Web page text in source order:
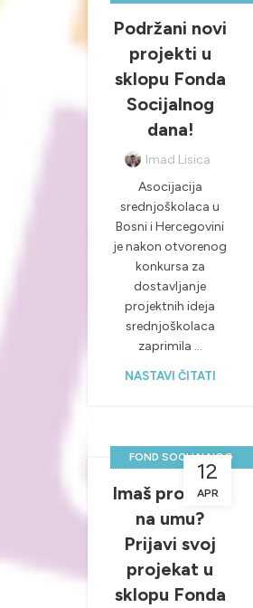
NOVOSTI & PROJEKTI
Podržani novi
projekti u
sklopu Fonda
Socijalnog
dana!
Imad Lisica
Asocijacija
srednjoškolaca u
Bosni i Hercegovini
je nakon otvorenog
konkursa za
dostavljanje
projektnih ideja
srednjoškolaca
zaprimila ...
NASTAVI ČITATI
12
APR
FOND SOCIJALNOG
,NOVOSTI & PROJEKTI
,SOCIJALNI DAN
SREDNJOŠKOLSKE
PRILIKE
Imaš projekat
na umu?
Prijavi svoj
projekat u
sklopu Fonda